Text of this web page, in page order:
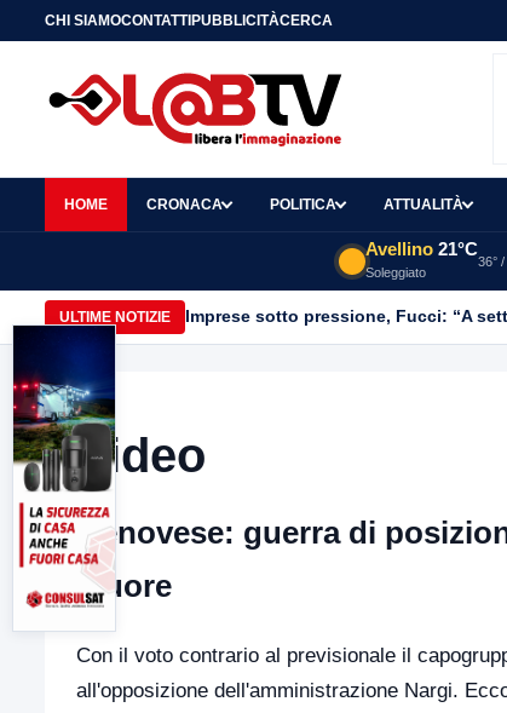
CHI SIAMOCONTATTIPUBBLICITÀCERCA
HOME CRONACA POLITICA ATTUALITÀ
Avellino 21°C
Soleggiato
36° /
ULTIME NOTIZIE Imprese sotto pressione, Fucci: “A
Video
Genovese: guerra di
muore
Con il voto contrario al previsionale il
all'opposizione dell'amministrazione Nargi.